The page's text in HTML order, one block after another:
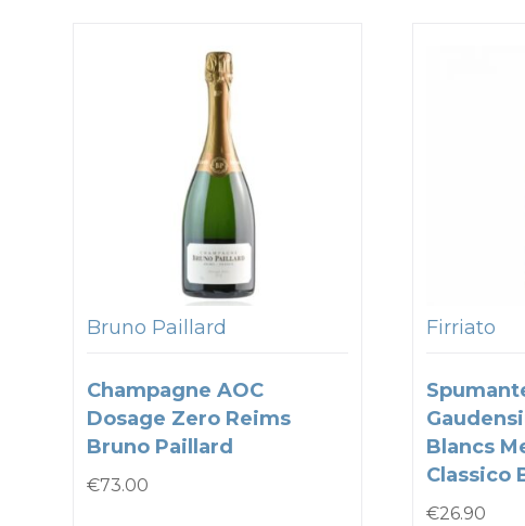
Bruno Paillard
Champagne AOC
Dosage Zero Reims
Bruno Paillard
€73.00
Firriato
Blancs
Classico
€26.90